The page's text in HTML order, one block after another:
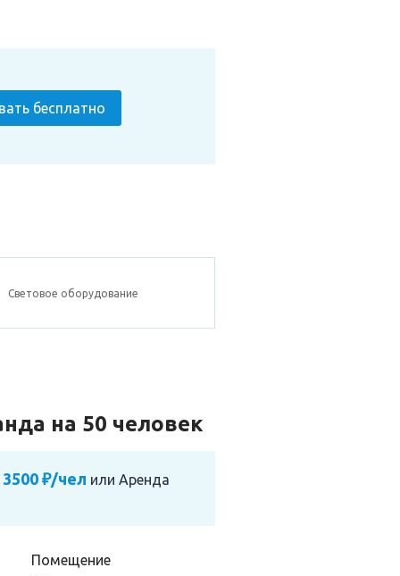
бесплатно
Световое оборудование
на 50 человек
₽/чел или Аренда
Помещение